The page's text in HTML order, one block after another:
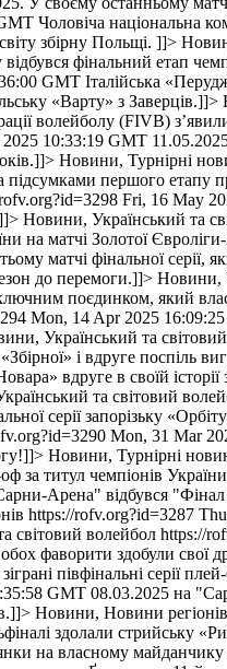
Чоловіча національна
збірну Польщі. ]]>
фінальний етап
GMT Італійська
«Варту» з Заверців.]]>
волейболу (FIVB)
10:33:19 GMT
Новини, Турнірні
підсумками першого етапу
Fri, 16 May
Новини, Український та
на матчі Золотої
матчі фінальної серії,
до перемоги.]]> Новини,
поєдинком, який
Mon, 14 Apr 2025
Український та
і вдруге поспіль
вдруге в своїй
та світовий
серії запорізьку
Mon, 31 Mar
Новини, Турнірні
за титул чемпіонів
Арена" відбувся
https://rofv.org?id=3287
світовий волейбол https://
фаворити здобули свої
півфінальні серії
GMT 08.03.2025 на
Новини, Новини регіонів
здолали стрийську
на власному